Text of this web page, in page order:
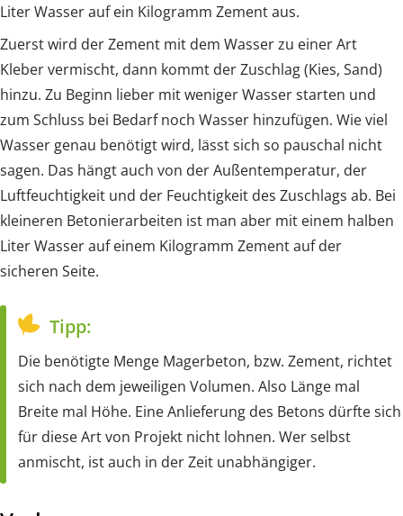
Liter Wasser auf ein Kilogramm Zement aus.
Zuerst wird der Zement mit dem Wasser zu einer Art
Kleber vermischt, dann kommt der Zuschlag (Kies, Sand)
hinzu. Zu Beginn lieber mit weniger Wasser starten und
zum Schluss bei Bedarf noch Wasser hinzufügen. Wie viel
Wasser genau benötigt wird, lässt sich so pauschal nicht
sagen. Das hängt auch von der Außentemperatur, der
Luftfeuchtigkeit und der Feuchtigkeit des Zuschlags ab. Bei
kleineren Betonierarbeiten ist man aber mit einem halben
Liter Wasser auf einem Kilogramm Zement auf der
sicheren Seite.
Tipp:
Die benötigte Menge Magerbeton, bzw. Zement, richtet
sich nach dem jeweiligen Volumen. Also Länge mal
Breite mal Höhe. Eine Anlieferung des Betons dürfte sich
für diese Art von Projekt nicht lohnen. Wer selbst
anmischt, ist auch in der Zeit unabhängiger.